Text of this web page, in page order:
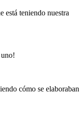
está teniendo nuestra
cómo se elaboraban